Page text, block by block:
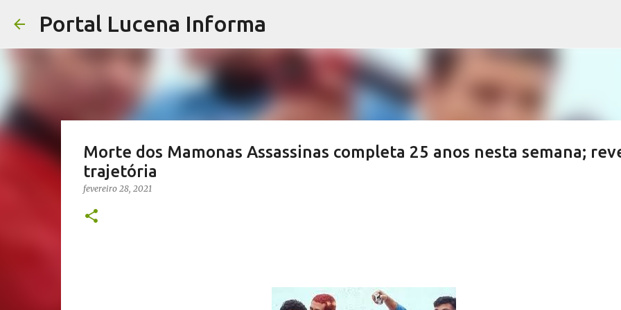
Portal Lucena Informa
Morte dos Mamonas Assassinas completa 25 anos nesta semana;
trajetória
fevereiro 28, 2021